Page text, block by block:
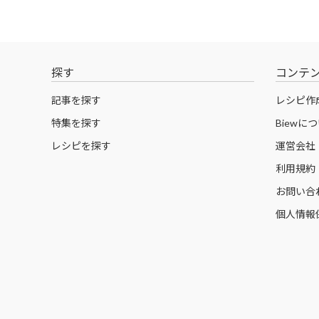
探す
記事を探す
特集を探す
レシピを探す
コンテ
レシピ作
Biewにつ
運営会社
利用規約
お問い合
個人情報